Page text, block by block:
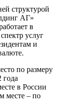
структурой
АГ»
в
услуг
и
по размеру
года
в России
месте – по